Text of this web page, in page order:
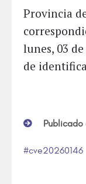
Provincia
lunes, 03
de
Publicado
cve20260146